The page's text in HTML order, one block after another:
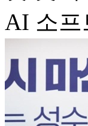
AI 소프